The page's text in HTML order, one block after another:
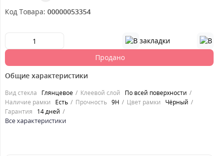
Код Товара: 00000053354
Продано
Общие характеристики
Вид стекла Глянцевое Клеевой слой
По всей поверхности
Наличие рамки
Есть Прочность 9H Цвет рамки
Чёрный
Гарантия
14 дней
Все характеристики